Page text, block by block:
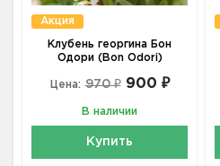
Акция
Клубень георгина Бон
Одори (Bon Odori)
Цена: 970 ₽ 900 ₽
В наличии
Купить